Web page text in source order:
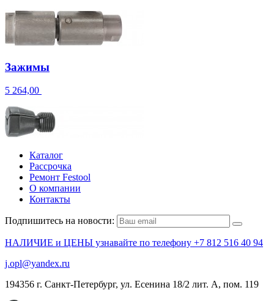
Зажимы
5 264,00
Каталог
Рассрочка
Ремонт Festool
О компании
Контакты
Подпишитесь на новости:
НАЛИЧИЕ и ЦЕНЫ узнавайте по телефону +7 812 516 40 94
j.opl@yandex.ru
194356 г. Санкт-Петербург, ул. Есенина 18/2 лит. А, пом. 119